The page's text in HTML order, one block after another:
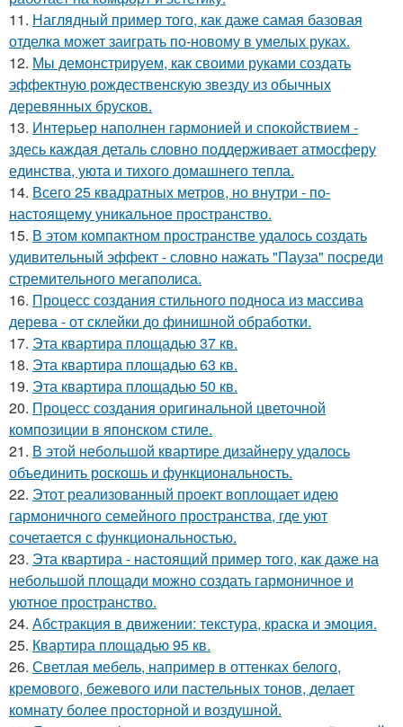
11. Наглядный пример того, как даже самая базовая
отделка может заиграть по-новому в умелых руках.
12. Мы демонстрируем, как своими руками создать
эффектную рождественскую звезду из обычных
деревянных брусков.
13. Интерьер наполнен гармонией и спокойствием -
здесь каждая деталь словно поддерживает атмосферу
единства, уюта и тихого домашнего тепла.
14. Всего 25 квадратных метров, но внутри - по-
настоящему уникальное пространство.
15. В этом компактном пространстве удалось создать
удивительный эффект - словно нажать "Пауза" посреди
стремительного мегаполиса.
16. Процесс создания стильного подноса из массива
дерева - от склейки до финишной обработки.
17. Эта квартира площадью 37 кв.
18. Эта квартира площадью 63 кв.
19. Эта квартира площадью 50 кв.
20. Процесс создания оригинальной цветочной
композиции в японском стиле.
21. В этой небольшой квартире дизайнеру удалось
объединить роскошь и функциональность.
22. Этот реализованный проект воплощает идею
гармоничного семейного пространства, где уют
сочетается с функциональностью.
23. Эта квартира - настоящий пример того, как даже на
небольшой площади можно создать гармоничное и
уютное пространство.
24. Абстракция в движении: текстура, краска и эмоция.
25. Квартира площадью 95 кв.
26. Светлая мебель, например в оттенках белого,
кремового, бежевого или пастельных тонов, делает
комнату более просторной и воздушной.